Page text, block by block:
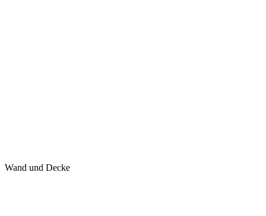
Wand und Decke